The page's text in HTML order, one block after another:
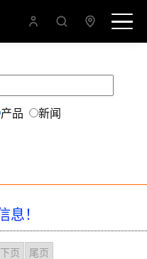
产品 新闻
息！
下页 尾页